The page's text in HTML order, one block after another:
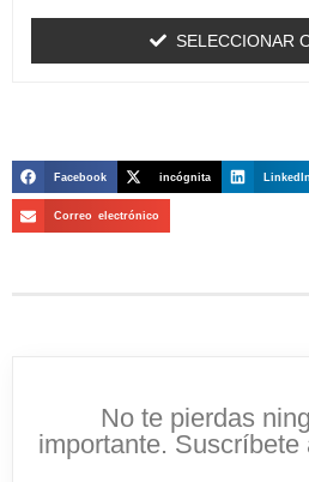
SELECCIONAR
Facebook incógnita LinkedIn
Correo electrónico
No te pierdas
importante. Suscríbete